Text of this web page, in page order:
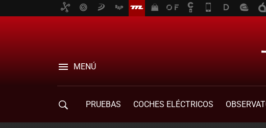
MENÚ
PRUEBAS COCHES ELÉCTRICOS